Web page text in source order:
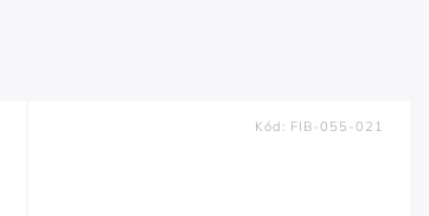
Kód: FIB-055-021